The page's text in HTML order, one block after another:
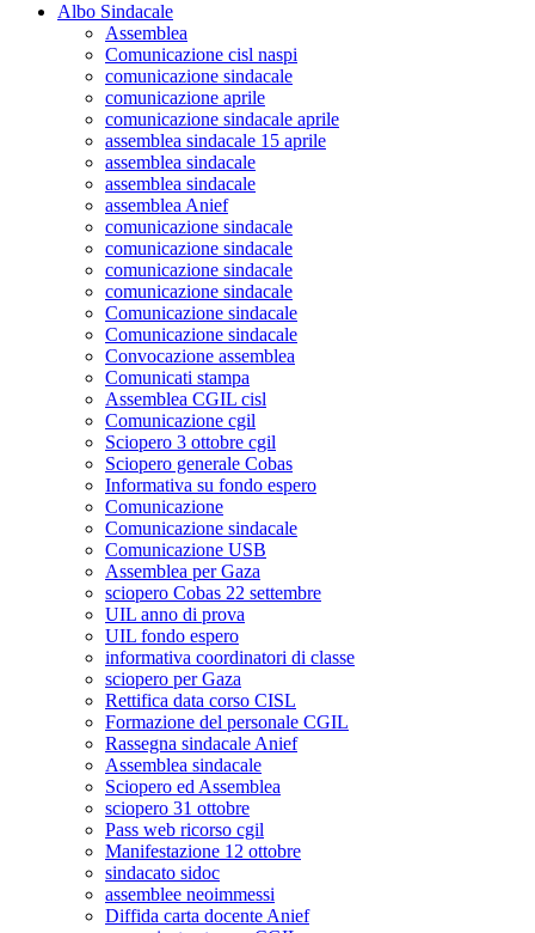
Albo Sindacale
Assemblea
Comunicazione cisl naspi
comunicazione sindacale
comunicazione aprile
comunicazione sindacale aprile
assemblea sindacale 15 aprile
assemblea sindacale
assemblea sindacale
assemblea Anief
comunicazione sindacale
comunicazione sindacale
comunicazione sindacale
comunicazione sindacale
Comunicazione sindacale
Comunicazione sindacale
Convocazione assemblea
Comunicati stampa
Assemblea CGIL cisl
Comunicazione cgil
Sciopero 3 ottobre cgil
Sciopero generale Cobas
Informativa su fondo espero
Comunicazione
Comunicazione sindacale
Comunicazione USB
Assemblea per Gaza
sciopero Cobas 22 settembre
UIL anno di prova
UIL fondo espero
informativa coordinatori di classe
sciopero per Gaza
Rettifica data corso CISL
Formazione del personale CGIL
Rassegna sindacale Anief
Assemblea sindacale
Sciopero ed Assemblea
sciopero 31 ottobre
Pass web ricorso cgil
Manifestazione 12 ottobre
sindacato sidoc
assemblee neoimmessi
Diffida carta docente Anief